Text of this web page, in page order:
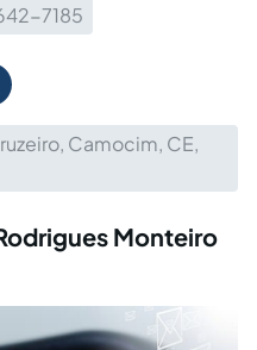
7185
Camocim, CE,
Monteiro